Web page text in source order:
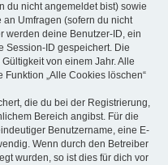
du nicht angemeldet bist) sowie
an Umfragen (sofern du nicht
werden deine Benutzer-ID, ein
Session-ID gespeichert. Die
von einem Jahr. Alle
„Alle Cookies löschen“
die du bei der Registrierung,
Bereich angibst. Für die
Benutzername, eine E-
Wenn durch den Betreiber
wurden, so ist dies für dich vor